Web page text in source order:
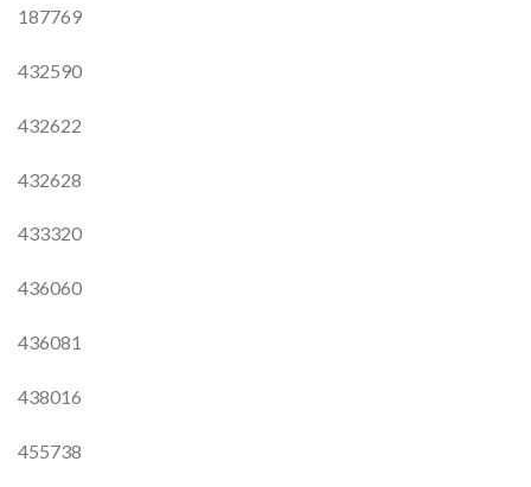
187769
432590
432622
432628
433320
436060
436081
438016
455738